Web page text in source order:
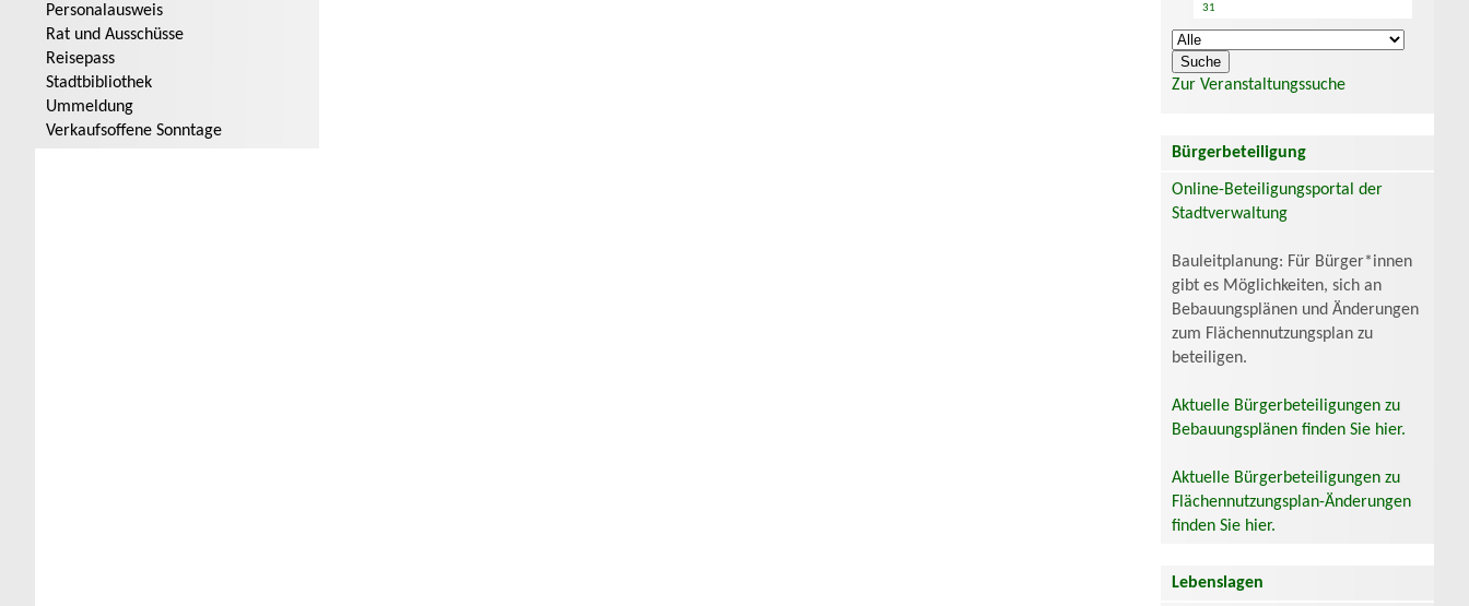
Personalausweis
Rat und Ausschüsse
Reisepass
Stadtbibliothek
Ummeldung
Verkaufsoffene Sonntage
31
Zur Veranstaltungssuche
Bürgerbeteiligung
Online-Beteiligungsportal der
Stadtverwaltung
Bauleitplanung: Für Bürger*innen
gibt es Möglichkeiten, sich an
Bebauungsplänen und Änderungen
zum Flächennutzungsplan zu
beteiligen.
Aktuelle Bürgerbeteiligungen zu
Bebauungsplänen finden Sie hier.
Aktuelle Bürgerbeteiligungen zu
Flächennutzungsplan-Änderungen
finden Sie hier.
Lebenslagen